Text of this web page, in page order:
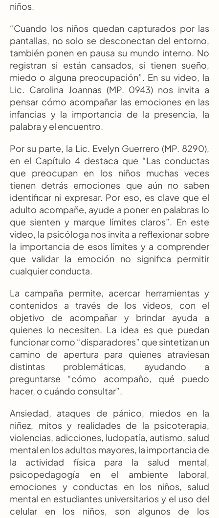
niños.
“Cuando los niños quedan capturados por las
pantallas, no solo se desconectan del entorno,
también ponen en pausa su mundo interno. No
registran si están cansados, si tienen sueño,
miedo o alguna preocupación”. En su video, la
Lic. Carolina Joannas (MP. 0943) nos invita a
pensar cómo acompañar las emociones en las
infancias y la importancia de la presencia, la
palabra y el encuentro.
Por su parte, la Lic. Evelyn Guerrero (MP. 8290),
en el Capítulo 4 destaca que “Las conductas
que preocupan en los niños muchas veces
tienen detrás emociones que aún no saben
identificar ni expresar. Por eso, es clave que el
adulto acompañe, ayude a poner en palabras lo
que sienten y marque límites claros”. En este
video, la psicóloga nos invita a reflexionar sobre
la importancia de esos límites y a comprender
que validar la emoción no significa permitir
cualquier conducta.
La campaña permite, acercar herramientas y
contenidos a través de los videos, con el
objetivo de acompañar y brindar ayuda a
quienes lo necesiten. La idea es que puedan
funcionar como “disparadores” que sintetizan un
camino de apertura para quienes atraviesan
distintas problemáticas, ayudando a
preguntarse “cómo acompaño, qué puedo
hacer, o cuándo consultar”.
Ansiedad, ataques de pánico, miedos en la
niñez, mitos y realidades de la psicoterapia,
violencias, adicciones, ludopatía, autismo, salud
mental en los adultos mayores, la importancia de
la actividad física para la salud mental,
psicopedagogía en el ambiente laboral,
emociones y conductas en los niños, salud
mental en estudiantes universitarios y el uso del
celular en los niños, son algunos de los